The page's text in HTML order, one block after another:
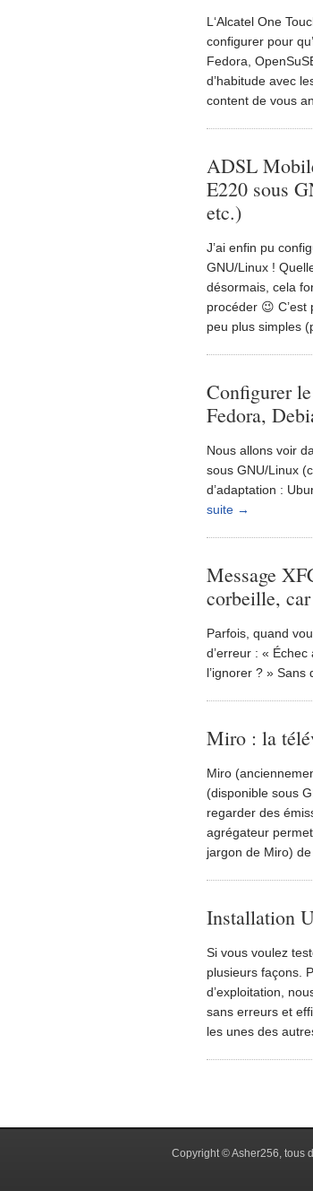
L‘Alcatel One
configurer pour
Fedora,
d’habitude avec
content de vous
ADSL
E220 sous
etc.)
J’ai enfin pu
GNU/Linux !
désormais, cela
procéder 😉
peu plus simples
Configurer
Fedora,
Nous allons voir
sous GNU/Linux
d’adaptation :
suite →
Message
corbeille,
Parfois, quand
d’erreur : «
l’ignorer ? » Sans
Miro : la
Miro
(disponible sous
regarder des
agrégateur
jargon de Miro)
Installation
Si vous voulez
plusieurs façons.
d’exploitation,
sans erreurs et
les unes des
Copyright © Asher256, tous